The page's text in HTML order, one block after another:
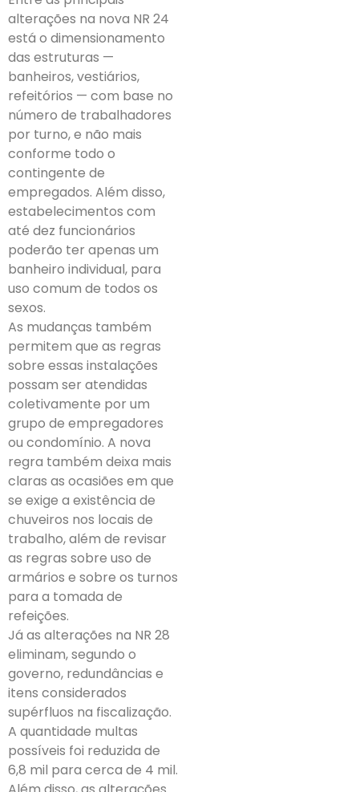
alterações na nova NR 24
está o dimensionamento
das estruturas —
banheiros, vestiários,
refeitórios — com base no
número de trabalhadores
por turno, e não mais
conforme todo o
contingente de
empregados. Além disso,
estabelecimentos com
até dez funcionários
poderão ter apenas um
banheiro individual, para
uso comum de todos os
sexos.
As mudanças também
permitem que as regras
sobre essas instalações
possam ser atendidas
coletivamente por um
grupo de empregadores
ou condomínio. A nova
regra também deixa mais
claras as ocasiões em que
se exige a existência de
chuveiros nos locais de
trabalho, além de revisar
as regras sobre uso de
armários e sobre os turnos
para a tomada de
refeições.
Já as alterações na NR 28
eliminam, segundo o
governo, redundâncias e
itens considerados
supérfluos na fiscalização.
A quantidade multas
possíveis foi reduzida de
6,8 mil para cerca de 4 mil.